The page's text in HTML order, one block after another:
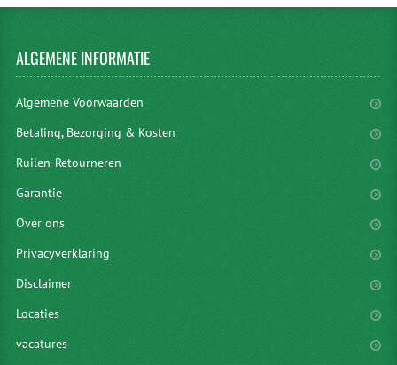
ALGEMENEINFORMATIE
Algemene Voorwaarden
Betaling, Bezorging & Kosten
Ruilen-Retourneren
Garantie
Over ons
Privacyverklaring
Disclaimer
Locaties
vacatures